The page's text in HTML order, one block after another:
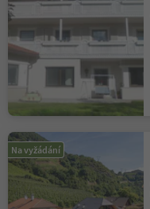
Na vyžádání